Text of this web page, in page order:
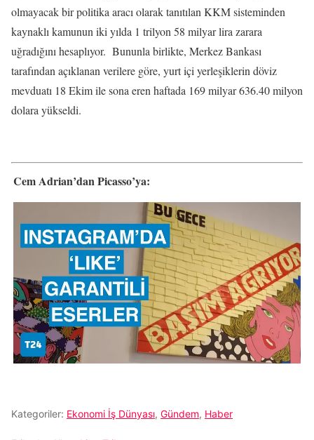
olmayacak bir politika aracı olarak tanıtılan KKM sisteminden
kaynaklı kamunun iki yılda 1 trilyon 58 milyar lira zarara
uğradığını hesaplıyor. Bununla birlikte, Merkez Bankası
tarafından açıklanan verilere göre, yurt içi yerleşiklerin döviz
mevduatı 18 Ekim ile sona eren haftada 169 milyar 636.40 milyon
dolara yükseldi.
Cem Adrian’dan Picasso’ya:
Kategoriler: Ekonomi İş Dünyası, Gündem, Haber